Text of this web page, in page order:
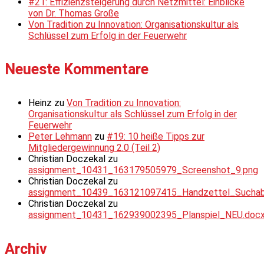
von Dr. Thomas Große
Von Tradition zu Innovation: Organisationskultur als
Schlüssel zum Erfolg in der Feuerwehr
Neueste Kommentare
Heinz zu Von Tradition zu Innovation:
Organisationskultur als Schlüssel zum Erfolg in der
Feuerwehr
Peter Lehmann zu #19: 10 heiße Tipps zur
Mitgliedergewinnung 2.0 (Teil 2)
Christian Doczekal zu
assignment_10431_163179505979_Screenshot_9.png
Christian Doczekal zu
Christian Doczekal zu
Archiv